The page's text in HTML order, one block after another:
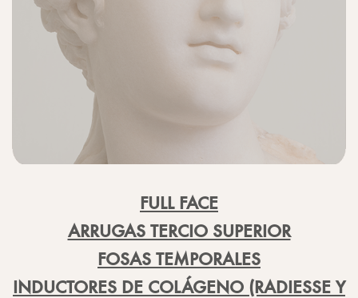
FULL FACE
ARRUGAS TERCIO SUPERIOR
FOSAS TEMPORALES
INDUCTORES DE COLÁGENO (RADIESSE Y